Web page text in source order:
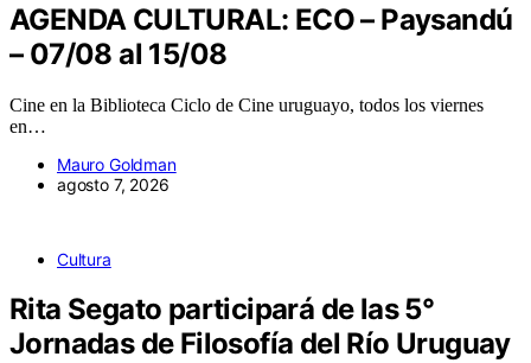
AGENDA CULTURAL: ECO – Paysandú
– 07/08 al 15/08
Cine en la Biblioteca Ciclo de Cine uruguayo, todos los viernes
en…
Mauro Goldman
agosto 7, 2026
Cultura
Rita Segato participará de las 5°
Jornadas de Filosofía del Río Uruguay